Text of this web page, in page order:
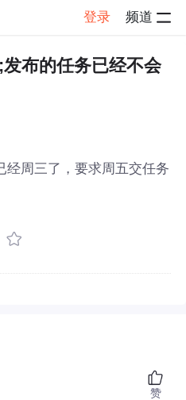
登录 频道
详情
布的任务已经不会
经周三了，要求周五交任务
赞